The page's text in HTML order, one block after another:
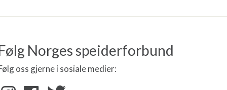
Norges speiderforbund
oss gjerne i sosiale medier: